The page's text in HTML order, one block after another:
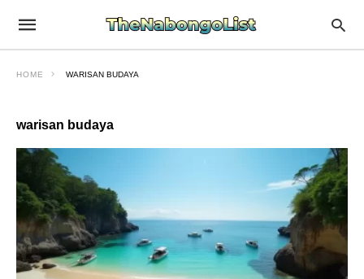
HOME WARISAN BUDAYA
warisan budaya